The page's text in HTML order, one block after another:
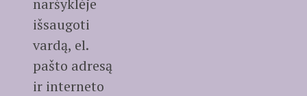
naršyklėje
išsaugoti
vardą, el.
pašto adresą
ir interneto